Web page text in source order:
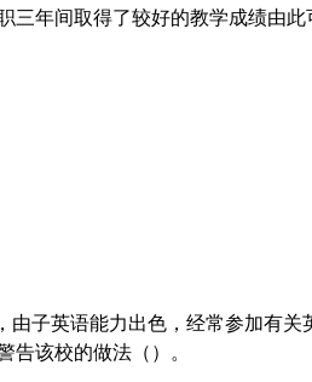
年间取得了较好的教学成绩由此
由子英语能力出色，经常参加有
该校的做法（）。